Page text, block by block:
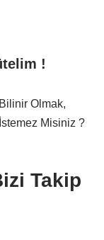
!
Bilinir Olmak,
Misiniz ?
Takip